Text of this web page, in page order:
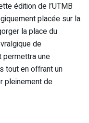
édition de l’UTMB
placée sur la
la place du
de
permettra une
tout en offrant un
pleinement de